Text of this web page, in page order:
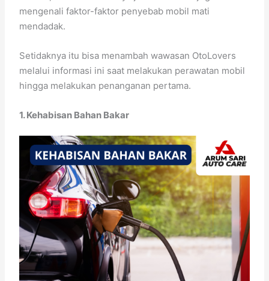
mengenali faktor-faktor penyebab mobil mati
mendadak.
Setidaknya itu bisa menambah wawasan OtoLovers
melalui informasi ini saat melakukan perawatan mobil
hingga melakukan penanganan pertama.
1. Kehabisan Bahan Bakar